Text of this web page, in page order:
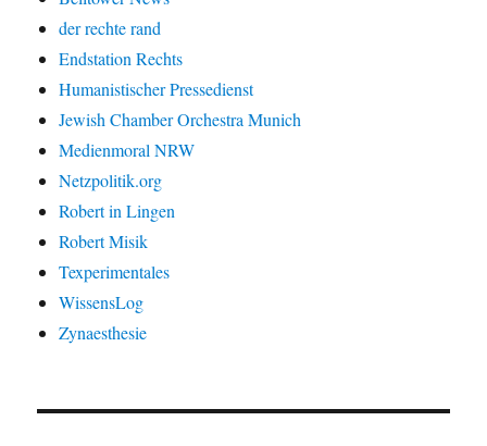
der rechte rand
Endstation Rechts
Humanistischer Pressedienst
Jewish Chamber Orchestra Munich
Medienmoral NRW
Netzpolitik.org
Robert in Lingen
Robert Misik
Texperimentales
WissensLog
Zynaesthesie